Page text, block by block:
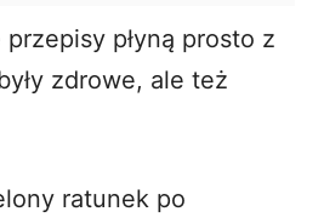
płyną prosto z
zdrowe, ale też
ratunek po